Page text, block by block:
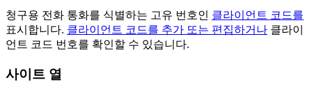
청구용 전화 통화를 식별하는 고유 번호인 클라이언트 코드를
표시합니다. 클라이언트 코드를 추가 또는 편집하거나 클라이
언트 코드 번호를 확인할 수 있습니다.
사이트 열